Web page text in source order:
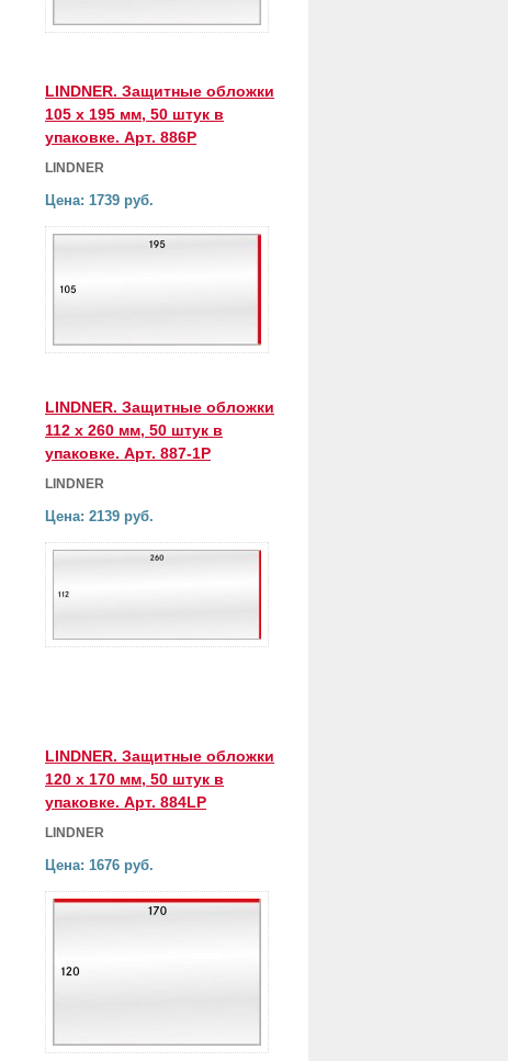
LINDNER. Защитные обложки
105 х 195 мм, 50 штук в
упаковке. Арт. 886P
LINDNER
Цена: 1739 руб.
LINDNER. Защитные обложки
112 х 260 мм, 50 штук в
упаковке. Арт. 887-1P
LINDNER
Цена: 2139 руб.
LINDNER. Защитные обложки
120 х 170 мм, 50 штук в
упаковке. Арт. 884LP
LINDNER
Цена: 1676 руб.